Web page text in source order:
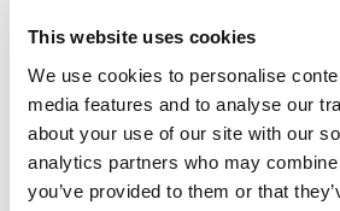
This website uses cookies
We use cookies to personalise
media features and to analyse our
about your use of our site with our
analytics partners who may
you’ve provided to them or that
Tuscany Koffiebonen
Classic
27.95